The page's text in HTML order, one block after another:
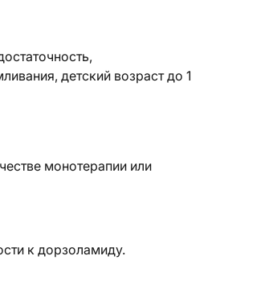
детский возраст до 1
монотерапии или
к дорзоламиду.